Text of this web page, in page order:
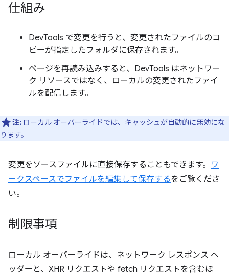
仕組み
DevTools で変更を行うと、変更されたファイルのコ
ピーが指定したフォルダに保存されます。
ページを再読み込みすると、DevTools はネットワー
ク リソースではなく、ローカルの変更されたファイ
ルを配信します。
注: ローカル オーバーライドでは、キャッシュが自動的に無効にな
ります。
変更をソースファイルに直接保存することもできます。 ワ
ークスペースでファイルを編集して保存するをご覧くださ
い。
制限事項
ローカル オーバーライドは、ネットワーク レスポンス ヘ
ッダーと、XHR リクエストや fetch リクエストを含むほ